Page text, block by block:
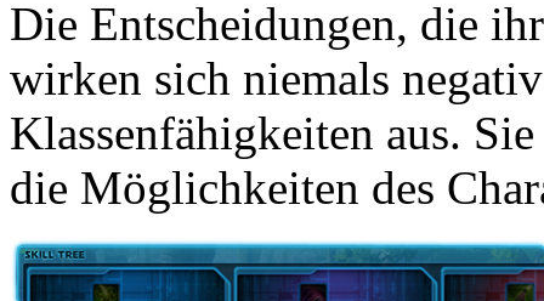
Die Entscheidungen, die
wirken sich niemals
Klassenfähigkeiten aus.
die Möglichkeiten des